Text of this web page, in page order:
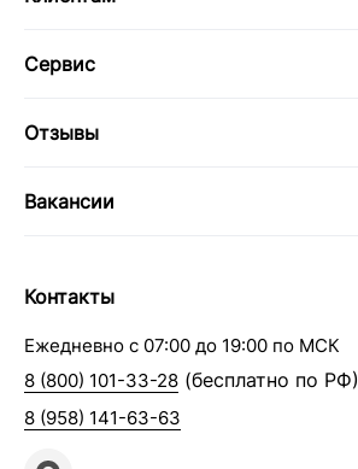
Сервис
Отзывы
Вакансии
Контакты
Ежедневно с 07:00 до 19:00 по МСК
8 (800) 101-33-28 (бесплатно по РФ)
8 (958) 141-63-63